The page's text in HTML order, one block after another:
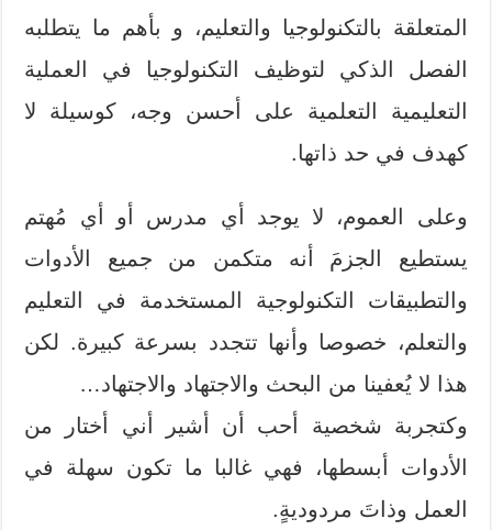
المتعلقة بالتكنولوجيا والتعليم، و بأهم ما يتطلبه
الفصل الذكي لتوظيف التكنولوجيا في العملية
التعليمية التعلمية على أحسن وجه، كوسيلة لا
كهدف في حد ذاتها.
وعلى العموم، لا يوجد أي مدرس أو أي مُهتم
يستطيع الجزمَ أنه متكمن من جميع الأدوات
والتطبيقات التكنولوجية المستخدمة في التعليم
والتعلم، خصوصا وأنها تتجدد بسرعة كبيرة. لكن
هذا لا يُعفينا من البحث والاجتهاد والاجتهاد…
وكتجربة شخصية أحب أن أشير أني أختار من
الأدوات أبسطها، فهي غالبا ما تكون سهلة في
العمل وذاتَ مردوديةٍ.